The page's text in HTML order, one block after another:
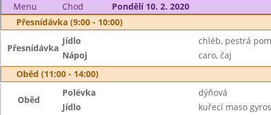
Menu Chod
Pondělí 10. 2. 2020
Přesnídávka (9:00 - 10:00)
Přesnídávka
Jídlo
chléb, pestrá
Nápoj
caro, čaj
Oběd (11:00 - 14:00)
Oběd
Polévka
dýňová
Jídlo
kuřecí maso